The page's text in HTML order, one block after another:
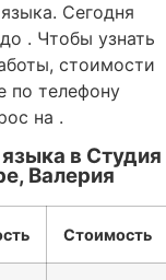
Сегодня
. Чтобы узнать
стоимости
по телефону
на .
в Студия
Валерия
Стоимость